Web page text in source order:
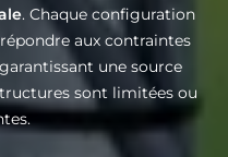
. Chaque configuration
aux contraintes
une source
sont limitées ou